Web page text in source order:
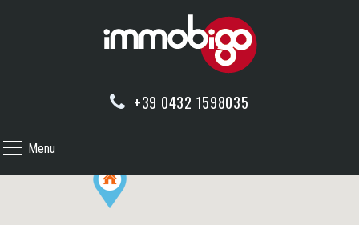
+39 0432 1598035
Menu